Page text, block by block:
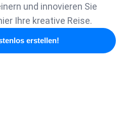
und innovieren Sie
Ihre kreative Reise.
erstellen!